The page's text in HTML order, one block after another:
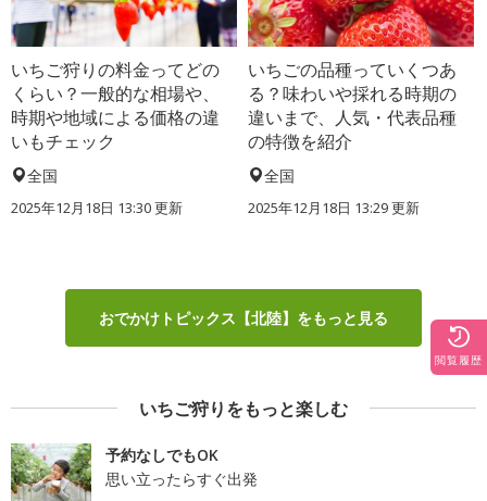
いちご狩りの料金ってどの
くらい？一般的な相場や、
時期や地域による価格の違
いもチェック
全国
2025年12月18日 13:30 更新
いちごの品種っていくつあ
る？味わいや採れる時期の
違いまで、人気・代表品種
の特徴を紹介
全国
2025年12月18日 13:29 更新
おでかけトピックス【北陸】をもっと見る
いちご狩りをもっと楽しむ
予約なしでもOK
思い立ったらすぐ出発
閲覧履歴